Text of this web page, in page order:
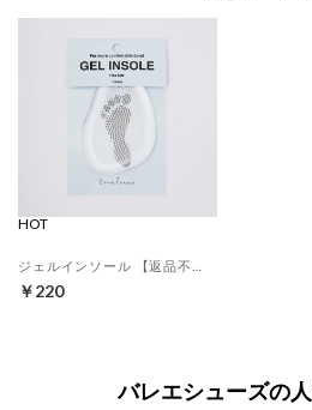
HOT
￥220
バレエシューズの